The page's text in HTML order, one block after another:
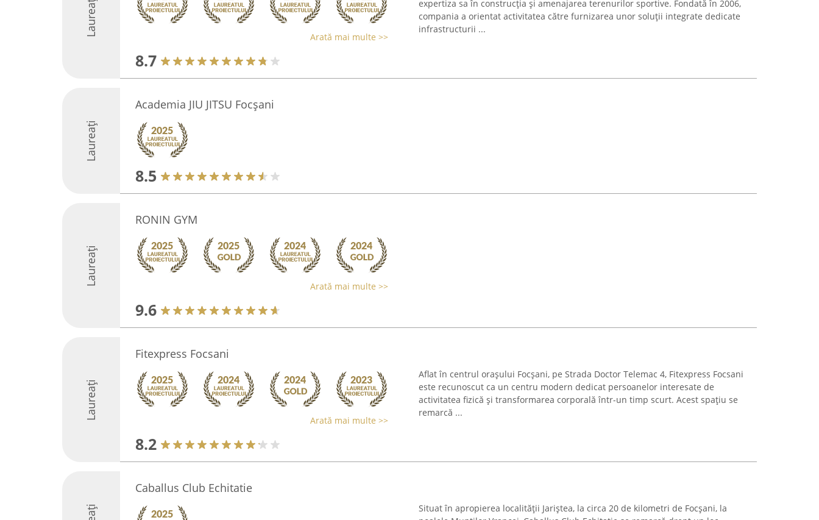
Laureați Arată mai multe >>
8.7
expertiza sa în construcția și amenajarea terenurilor sportive. Fondată în 2006,
compania a orientat activitatea către furnizarea unor soluții integrate dedicate
infrastructurii ...
Laureați
Academia JIU JITSU Focșani
8.5
Laureați
RONIN GYM
Arată mai multe >>
9.6
Laureați
Fitexpress Focsani
Arată mai multe >>
8.2
Aflat în centrul orașului Focșani, pe Strada Doctor Telemac 4, Fitexpress Focsani
este recunoscut ca un centru modern dedicat persoanelor interesate de
activitatea fizică și transformarea corporală într-un timp scurt. Acest spațiu se
remarcă ...
Caballus Club Echitatie
Situat în apropierea localității Jariștea, la circa 20 de kilometri de Focșani, la